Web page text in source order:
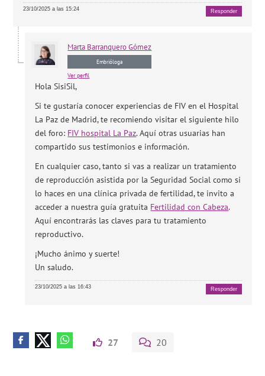
23/10/2025 a las 15:24 Responder
Marta Barranquero Gómez
Embrióloga
Ver perfil
Hola SisiSil,
Si te gustaría conocer experiencias de FIV en el Hospital
La Paz de Madrid, te recomiendo visitar el siguiente hilo
del foro: FIV hospital La Paz. Aquí otras usuarias han
compartido sus testimonios e información.
En cualquier caso, tanto si vas a realizar un tratamiento
de reproducción asistida por la Seguridad Social como si
lo haces en una clínica privada de fertilidad, te invito a
acceder a nuestra guía gratuita Fertilidad con Cabeza.
Aquí encontrarás las claves para tu tratamiento
reproductivo.
¡Mucho ánimo y suerte!
Un saludo.
23/10/2025 a las 16:43 Responder
27 20